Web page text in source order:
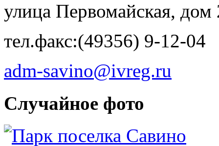
улица Первомайская, дом
тел.факс:(49356) 9-12-04
adm-savino@ivreg.ru
Случайное фото